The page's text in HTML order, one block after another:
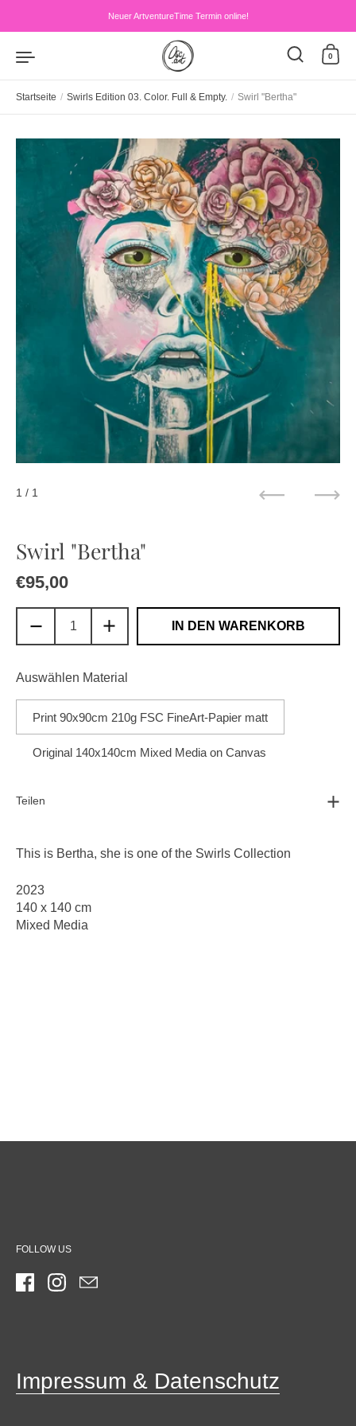
Neuer ArtventureTime Termin online!
0
Startseite / Swirls Edition 03. Color. Full & Empty. / Swirl "Bertha"
Swirl "Bertha"
Regulärer Preis
€95,00
IN DEN WARENKORB
Auswählen Material
Print 90x90cm 210g FSC FineArt-Papier matt
Original 140x140cm Mixed Media on Canvas
Teilen
1 / 1
This is Bertha, she is one of the Swirls Collection
2023
140 x 140 cm
Mixed Media
FOLLOW US
FacebookInstagram
Email
Impressum & Datenschutz